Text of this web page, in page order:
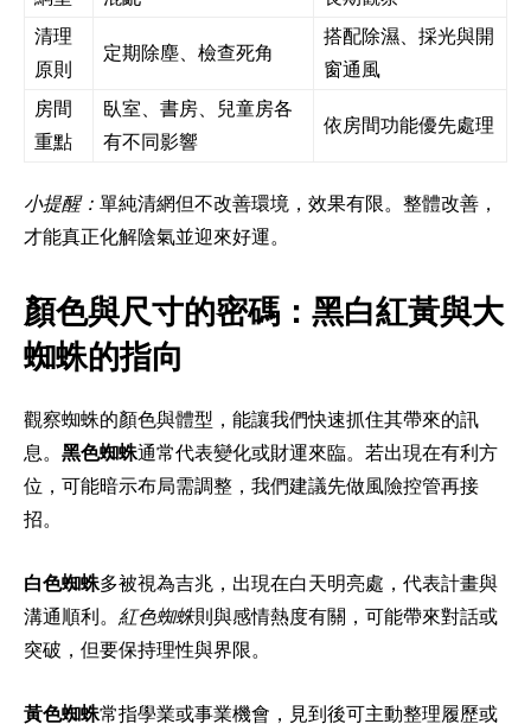
清理
原則
定期除塵、檢查死角
搭配除濕、採光與開
窗通風
房間
重點
臥室、書房、兒童房各
有不同影響
依房間功能優先處理
小提醒： 單純清網但不改善環境，效果有限。整體改善，
才能真正化解陰氣並迎來好運。
顏色與尺寸的密碼：黑白紅黃與大
蜘蛛的指向
觀察蜘蛛的顏色與體型，能讓我們快速抓住其帶來的訊
息。 黑色蜘蛛通常代表變化或財運來臨。若出現在有利方
位，可能暗示布局需調整，我們建議先做風險控管再接
招。
白色蜘蛛多被視為吉兆，出現在白天明亮處，代表計畫與
溝通順利。 紅色蜘蛛則與感情熱度有關，可能帶來對話或
突破，但要保持理性與界限。
黃色蜘蛛常指學業或事業機會，見到後可主動整理履歷或